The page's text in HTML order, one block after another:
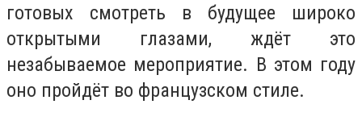
готовых смотреть в будущее широко
открытыми глазами, ждёт это
незабываемое мероприятие. В этом году
оно пройдёт во французском стиле.